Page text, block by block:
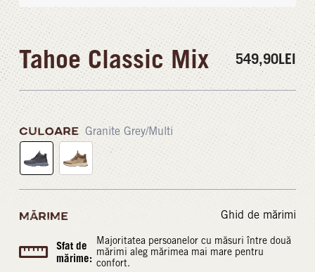
Tahoe Classic Mix 549,90LEI
CULOARE Granite Grey/Multi
MĂRIME Ghid de mărimi
Sfat de
mărime:
Majoritatea persoanelor cu măsuri între două
mărimi aleg mărimea mai mare pentru
confort.